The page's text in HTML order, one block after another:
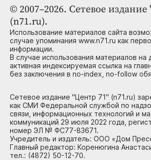
© 2007–2026. Сетевое
(n71.ru).
Использование материалов сайта
случае упоминания www.n71.ru как
информации.
В случае использования материалов на
активная индексируемая ссылка на
без заключения в no-index, no-follow
Сетевое издание "Центр 71" (n71.ru)
как СМИ Федеральной службой по
связи, информационных технологий и
коммуникаций 29 июля 2022 года,
номер ЭЛ № ФС77-83671.
Учредитель и издатель: ООО «Дом
Главный редактор: Коренюгина
тел.: (4872) 50-12-70.